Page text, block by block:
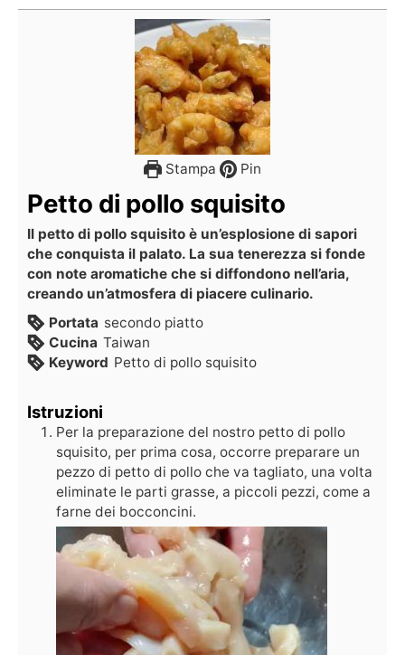
Stampa Pin
Petto di pollo squisito
Il petto di pollo squisito è un’esplosione di sapori
che conquista il palato. La sua tenerezza si fonde
con note aromatiche che si diffondono nell’aria,
creando un’atmosfera di piacere culinario.
Portata secondo piatto
Cucina Taiwan
Keyword Petto di pollo squisito
Istruzioni
Per la preparazione del nostro petto di pollo
squisito, per prima cosa, occorre preparare un
pezzo di petto di pollo che va tagliato, una volta
eliminate le parti grasse, a piccoli pezzi, come a
farne dei bocconcini.